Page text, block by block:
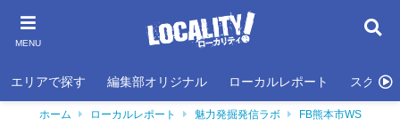
MENU
エリアで探す 編集部オリジナル ローカルレポート スクール
ホーム ローカルレポート 魅力発掘発信ラボ FB熊本市WS